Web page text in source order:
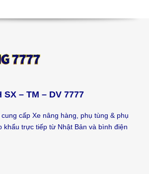
SX – TM – DV 7777
cấp Xe nâng hàng, phụ tùng & phụ
khẩu trực tiếp từ Nhật Bản và bình điện